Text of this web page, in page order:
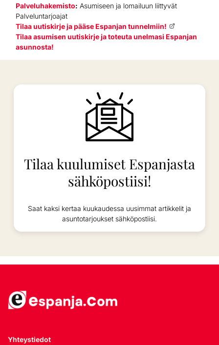
Palveluhakemisto: Asumiseen ja lomailuun liittyvät
Palveluntarjoajat
Tilaa uutiskirje ja pääse Espanjan tunnelmiin!
Tilaa asumisen uutiskirje ja toteuta unelmasi Espanjan
asunnosta!
Tilaa kuulumiset Espanjasta
sähköpostiisi!
Saat kaksi kertaa kuukaudessa uusimmat artikkelit ja
asuntotarjoukset sähköpostiisi.
Yhteystiedot